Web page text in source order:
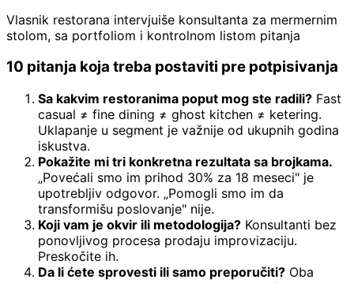
Vlasnik restorana intervjuiše konsultanta za mermernim
stolom, sa portfoliom i kontrolnom listom pitanja
10 pitanja koja treba postaviti pre potpisivanja
Sa kakvim restoranima poput mog ste radili? Fast
casual ≠ fine dining ≠ ghost kitchen ≠ ketering.
Uklapanje u segment je važnije od ukupnih godina
iskustva.
Pokažite mi tri konkretna rezultata sa brojkama.
„Povećali smo im prihod 30% za 18 meseci" je
upotrebljiv odgovor. „Pomogli smo im da
transformišu poslovanje" nije.
Koji vam je okvir ili metodologija? Konsultanti bez
ponovljivog procesa prodaju improvizaciju.
Preskočite ih.
Da li ćete sprovesti ili samo preporučiti? Oba